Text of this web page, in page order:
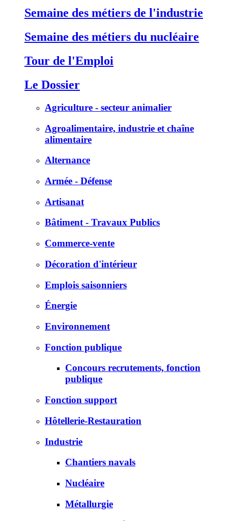
Semaine des métiers de l'industrie
Semaine des métiers du nucléaire
Tour de l'Emploi
Le Dossier
Agriculture - secteur animalier
Agroalimentaire, industrie et chaîne
alimentaire
Alternance
Armée - Défense
Artisanat
Bâtiment - Travaux Publics
Commerce-vente
Décoration d'intérieur
Emplois saisonniers
Énergie
Environnement
Fonction publique
Concours recrutements, fonction
publique
Fonction support
Hôtellerie-Restauration
Industrie
Chantiers navals
Nucléaire
Métallurgie